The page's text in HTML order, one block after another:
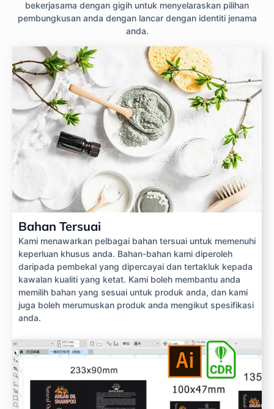
bekerjasama dengan gigih untuk menyelaraskan pilihan
pembungkusan anda dengan lancar dengan identiti jenama
anda.
Bahan Tersuai
Kami menawarkan pelbagai bahan tersuai untuk memenuhi
keperluan khusus anda. Bahan-bahan kami diperoleh
daripada pembekal yang dipercayai dan tertakluk kepada
kawalan kualiti yang ketat. Kami boleh membantu anda
memilih bahan yang sesuai untuk produk anda, dan kami
juga boleh merumuskan produk anda mengikut spesifikasi
anda.